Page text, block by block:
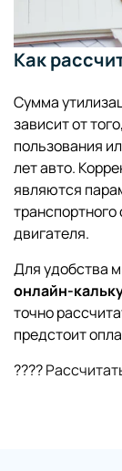
Как
Сумма
зависит от
пользования
лет авто.
являются
двигателя.
Для удобства
онлайн-
точно
предстоит
????